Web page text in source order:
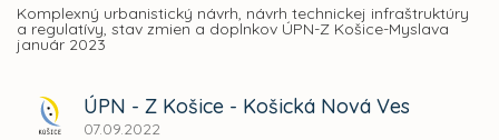
Komplexný urbanistický návrh, návrh technickej infraštruktúry
a regulatívy, stav zmien a doplnkov ÚPN-Z Košice-Myslava
január 2023
ÚPN - Z Košice - Košická Nová Ves
07.09.2022